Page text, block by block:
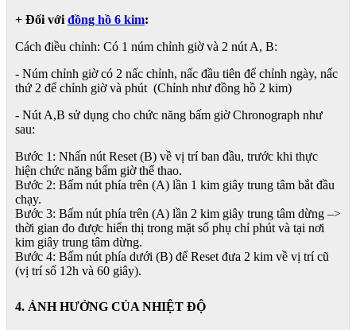
+ Đối với đồng hồ 6 kim:
Cách điều chỉnh: Có 1 núm chỉnh giờ và 2 nút A, B:
- Núm chỉnh giờ có 2 nấc chỉnh, nấc đầu tiên để chỉnh ngày, nấc
thứ 2 để chỉnh giờ và phút (Chỉnh như đồng hồ 2 kim)
- Nút A,B sử dụng cho chức năng bấm giờ Chronograph như
sau:
Bước 1: Nhấn nút Reset (B) về vị trí ban đầu, trước khi thực
hiện chức năng bấm giờ thể thao.
Bước 2: Bấm nút phía trên (A) lần 1 kim giây trung tâm bắt đầu
chạy.
Bước 3: Bấm nút phía trên (A) lần 2 kim giây trung tâm dừng –>
thời gian đo được hiển thị trong mặt số phụ chỉ phút và tại nơi
kim giây trung tâm dừng.
Bước 4: Bấm nút phía dưới (B) để Reset đưa 2 kim về vị trí cũ
(vị trí số 12h và 60 giây).
4. ẢNH HƯỞNG CỦA NHIỆT ĐỘ